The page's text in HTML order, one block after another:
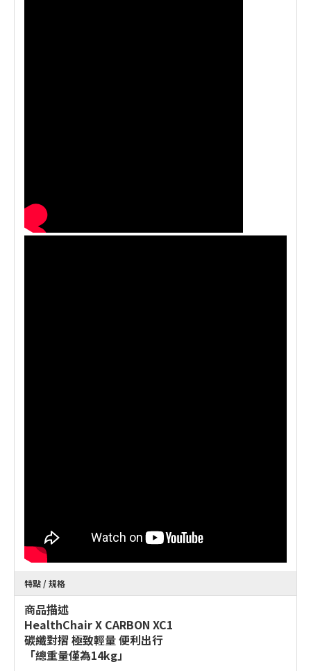
特點 / 規格
商品描述
HealthChair X CARBON XC1
碳纖對摺 極致輕量 便利出行
「總重量僅為14kg」